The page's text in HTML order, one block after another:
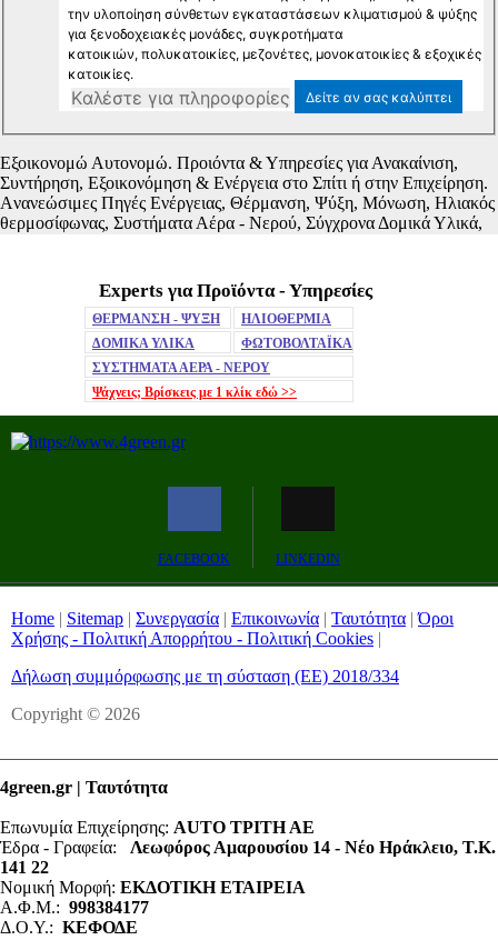
MuteExperts για Προϊόντα - Υπηρεσίες
ΘΕΡΜΑΝΣΗ - ΨΥΞΗ
ΗΛΙΟΘΕΡΜΙΑ
ΔΟΜΙΚΑ ΥΛΙΚΑ
ΦΩΤΟΒΟΛΤΑΪΚΑ
ΣΥΣΤΗΜΑΤΑ ΑΕΡΑ - ΝΕΡΟΥ
Ψάχνεις; Βρίσκεις με 1 κλίκ εδώ >>
FACEBOOK LINKEDIN
Home | Sitemap | Συνεργασία | Επικοινωνία | Ταυτότητα |Όροι
Χρήσης - Πολιτική Απορρήτου - Πολιτική Cookies |
Δήλωση συμμόρφωσης με τη σύσταση (ΕΕ) 2018/334
Copyright © 2026
4green.gr | Ταυτότητα
Επωνυμία Επιχείρησης: AUTO ΤΡΙΤΗ ΑΕ
Έδρα - Γραφεία: Λεωφόρος Αμαρουσίου 14 - Νέο Ηράκλειο, Τ.Κ.
141 22
Νομική Μορφή: ΕΚΔΟΤΙΚΗ ΕΤΑΙΡΕΙΑ
Α.Φ.Μ.: 998384177
Δ.Ο.Υ.: ΚΕΦΟΔΕ